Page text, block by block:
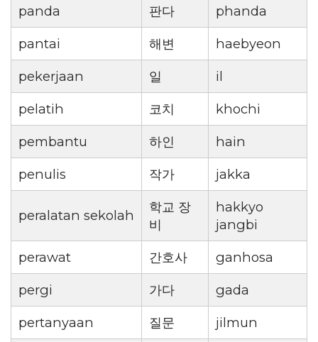
panda
판다
phanda
pantai
해변
haebyeon
pekerjaan
일
il
pelatih
코치
khochi
pembantu
하인
hain
penulis
작가 jakka
peralatan sekolah
학교 장
비
hakkyo
jangbi
perawat
간호사
ganhosa
pergi
가다
gada
pertanyaan
질문 jilmun